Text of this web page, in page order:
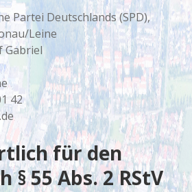
Partei Deutschlands (SPD),
Leine
Gabriel
42
für den
§ 55 Abs. 2 RStV